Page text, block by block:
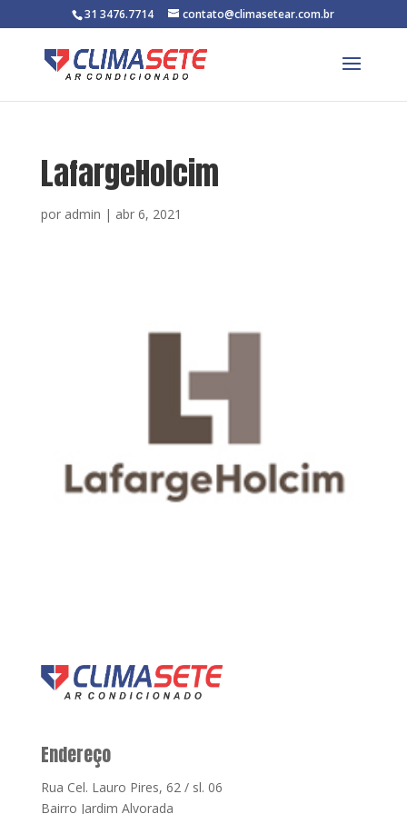
31 3476.7714 contato@climasetear.com.br
LafargeHolcim
por admin | abr 6, 2021
Endereço
Rua Cel. Lauro Pires, 62 / sl. 06
Bairro Jardim Alvorada